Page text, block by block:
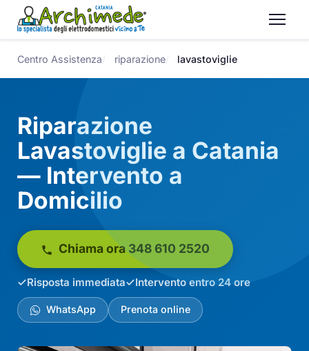
Centro Assistenza riparazione lavastoviglie
Riparazione
Lavastoviglie a Catania
— Intervento a
Domicilio
Chiama ora 348 610 2520
Risposta immediata Intervento entro 24 ore
WhatsApp Prenota online